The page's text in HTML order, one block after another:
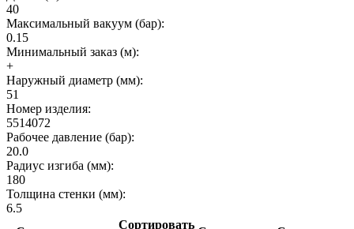
40
Максимальный вакуум (бар):
0.15
Минимальный заказ (м):
+
Наружный диаметр (мм):
51
Номер изделия:
5514072
Рабочее давление (бар):
20.0
Радиус изгиба (мм):
180
Толщина стенки (мм):
6.5
Сортировать